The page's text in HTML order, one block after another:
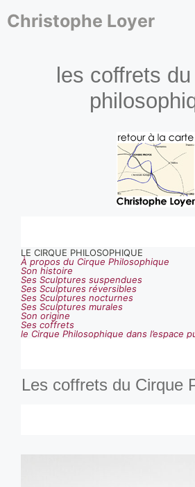
contenu
Christophe Loyer
les coffrets
LE CIRQUE PHILOSOPHIQUE
À propos du Cirque Philosophique
Son histoire
Ses Sculptures suspendues
Ses Sculptures réversibles
Ses Sculptures nocturnes
Ses Sculptures murales
Son origine
Ses coffrets
le Cirque Philosophique dans l’espace
Les coffrets du Cirque